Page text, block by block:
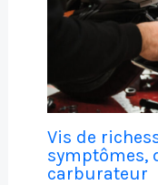
Vis de
symptômes,
carburateur